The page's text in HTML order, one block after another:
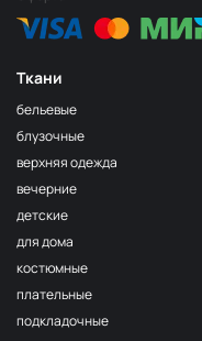
1Св.Бирюзовый
F222/2
волна
F257 Аквамарин
203/1
1Т.Бирюзовый
Ткани
бельевые
блузочные
верхняя одежда
вечерние
детские
для дома
костюмные
плательные
подкладочные